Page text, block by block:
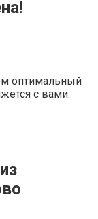
оптимальный
с вами.